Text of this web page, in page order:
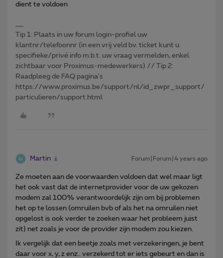
dient te voldoen
Tip 1: Plaats in uw forum login-profiel uw
klantnr/telefoonnr (in een vrij veld bv. ticket kunt u
specifieke/privé info m.b.t. uw vraag vermelden, enkel
zichtbaar voor Proximus-medewerkers) // Tip 2:
Raadpleeg de FAQ pagina's
https://www.proximus.be/support/nl/id_zwpr_support/
particulieren/support.html
Martin Forum|Forum|4 years ago
Ze moeten aan de voorwaarden voldoen dat wel maar ligt
het ook vast dat de internetprovider voor de uw gekozen
modem zal 100% verantwoordelijk zijn om bij problemen
het op te lossen (omruilen bvb of als het na omruilen niet
opgelost is ook verder te zoeken waar het probleem juist
zit) net zoals je voor de provider zijn modem zou kiezen.
Ik vergelijk dat een beetje zoals met verzekeringen, je bent
daar voor x, y, z enz.. verzekerd tot er iets gebeurt en dan is